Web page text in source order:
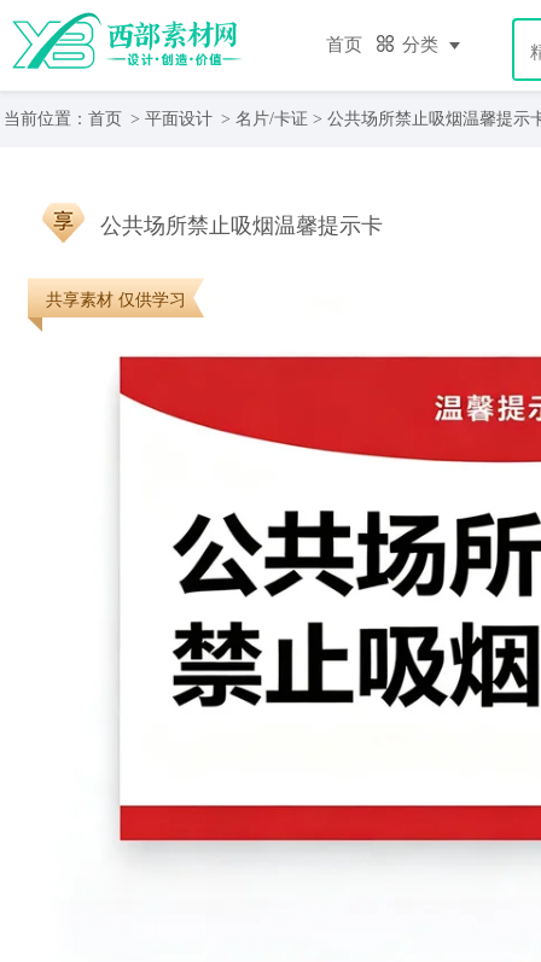
首页 分类
当前位置： 首页 > 平面设计 > 名片/卡证 > 公共场所禁止吸烟温馨提示
公共场所禁止吸烟温馨提示卡
共享素材 仅供学习